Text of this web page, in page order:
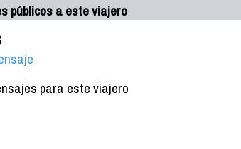
públicos a este viajero
para este viajero